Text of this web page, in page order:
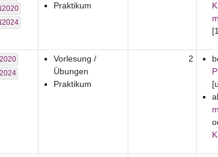
Praktikum
Vorlesung /
Übungen
Praktikum
2